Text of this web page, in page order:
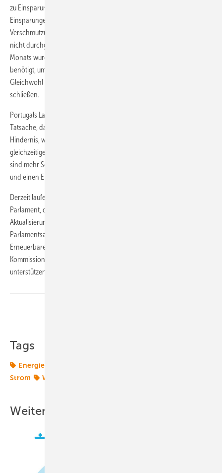
zu Einsparungen von über 20 Millionen Euro geführt haben. Letztere
Einsparungen ergeben sich durch einen niedrigeren Bedarf an CO2-
Verschmutzungszertifikaten. Aber auch im März konnte Portugal sich
nicht durchgängig auf Erneuerbare verlassen: Für einige Stunden des
Monats wurde Strom aus fossilen Brennstoffen und/oder Importen
benötigt, um Stromnachfrage und -angebot auszugleichen.
Gleichwohl , bis 2030 will Portugal alle Kohlekraftwerke im Land
schließen.
Portugals Lage am Rande des europäischen Festlandes und die
Tatsache, dass es nur eine Landgrenze mit Spanien teilt, sind ein
Hindernis, wenn es um einen hohen Anteil sauberer Energie bei
gleichzeitiger Versorgungssicherheit geht. Entsprechend erforderlich
sind mehr Seekabel und Interkonnektore n für eine EU-Energieunion
und einen Energiebinnenmarkt.
Derzeit laufen Verhandlungen zwischen dem Europäischen
Parlament, der Kommission und den Mitgliedstaaten über die
Aktualisierung der Regeln für erneuerbare Energien. Die
Parlamentsabgeordneten fordern ein 35-Prozent-Ziel beim Anteil der
Erneuerbaren am Gesamt-Energiemix für 2030, während die
Kommission und die nationalen Hauptstädte nur 27 Prozent
unterstützen wollen. (Nicole Weinhold)
Tags
Energiemarkt
Strom
Windmarkt
Weitere Inhalte